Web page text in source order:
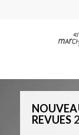
REVUES